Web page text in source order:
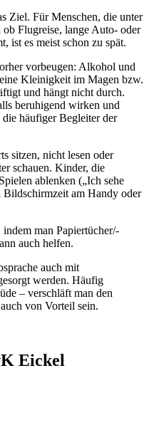
Ziel. Für Menschen, die unter
ob Flugreise, lange Auto- oder
ist es meist schon zu spät.
vorbeugen: Alkohol und
Kleinigkeit im Magen bzw.
und hängt nicht durch.
beruhigend wirken und
häufiger Begleiter der
sitzen, nicht lesen oder
schauen. Kinder, die
ablenken („Ich sehe
Bildschirmzeit am Handy oder
man Papiertücher/-
auch helfen.
auch mit
werden. Häufig
– verschläft man den
von Vorteil sein.
Eickel